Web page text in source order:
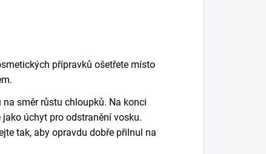
přípravků ošetřete místo
m.
na směr růstu chloupků. Na konci
jako úchyt pro odstranění vosku.
tak, aby opravdu dobře přilnul na